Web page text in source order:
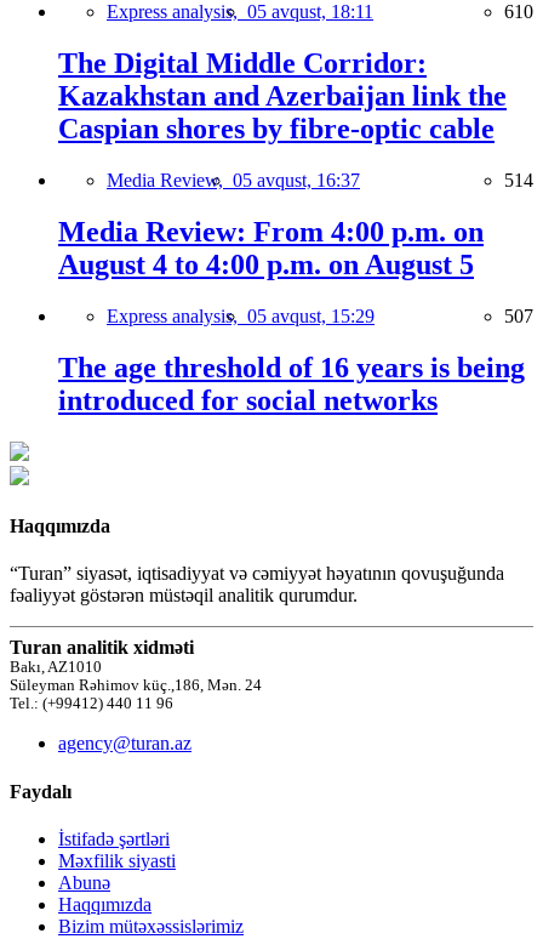
Express analysis, 05 avqust, 18:11 610
The Digital Middle Corridor:
Kazakhstan and Azerbaijan link the
Caspian shores by fibre-optic cable
Media Review, 05 avqust, 16:37 514
Media Review: From 4:00 p.m. on
August 4 to 4:00 p.m. on August 5
Express analysis, 05 avqust, 15:29 507
The age threshold of 16 years is being
introduced for social networks
Haqqımızda
“Turan” siyasət, iqtisadiyyat və cəmiyyət həyatının qovuşuğunda
fəaliyyət göstərən müstəqil analitik qurumdur.
Turan analitik xidməti
Bakı, AZ1010
Süleyman Rəhimov küç.,186, Mən. 24
Tel.: (+99412) 440 11 96
agency@turan.az
Faydalı
İstifadə şərtləri
Məxfilik siyasti
Abunə
Haqqımızda
Bizim mütəxəssislərimiz